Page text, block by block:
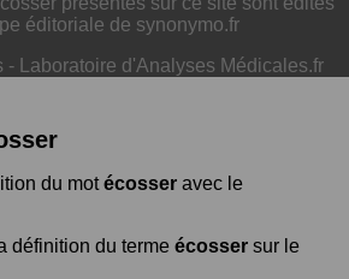
éditoriale de synonymo.fr
- Laboratoire d'Analyses Médicales.fr
du motécosser avec le
définition du terme écosser sur le